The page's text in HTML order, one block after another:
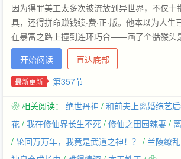
因为得罪美工太多次被流放到异世界，不仅十
具，还得拼命赚钱续·费·正·版。他本以为人生
在暴富之路上撞到连环巧合——画了个骷髅头
者，画了个魔法师是暗语深渊领主，有天不小
产物，多出一只六翼天使软软叫他主人。偶遇
王，棺材底撞醒的恶龙来自地狱，路边随便捡
醒醒，你是天选之子。—-忠犬闷骚帝王攻（
蛋受（季渊）主受，HE，全程修罗场。
开始阅读 直达底部
最新更新 第357节
❀ 相关阅读： 绝世丹神 / 和前夫上离婚综艺
花 / 我在修仙界长生不死 / 修仙之田园辣妻 /
/ 轮回万万年，我竟是武道之神！？ / 兰陵缭乱